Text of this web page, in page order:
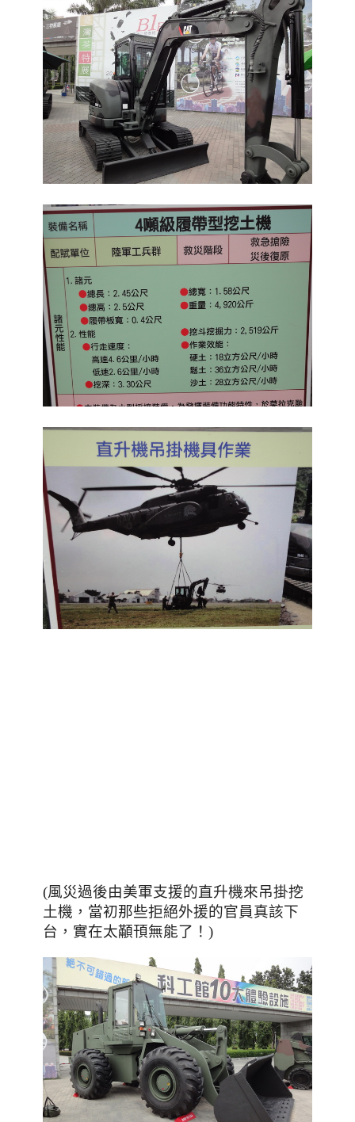
(風災過後由美軍支援的直升機來吊掛挖
土機 ，當初那些拒絕外援的官員真該下
台，實在太顢頇無能了！ )